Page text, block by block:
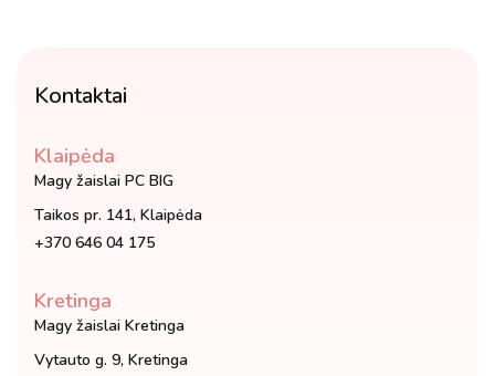
Kontaktai
Klaipėda
Magy žaislai PC BIG
Taikos pr. 141, Klaipėda
+370 646 04 175
Kretinga
Magy žaislai Kretinga
Vytauto g. 9, Kretinga